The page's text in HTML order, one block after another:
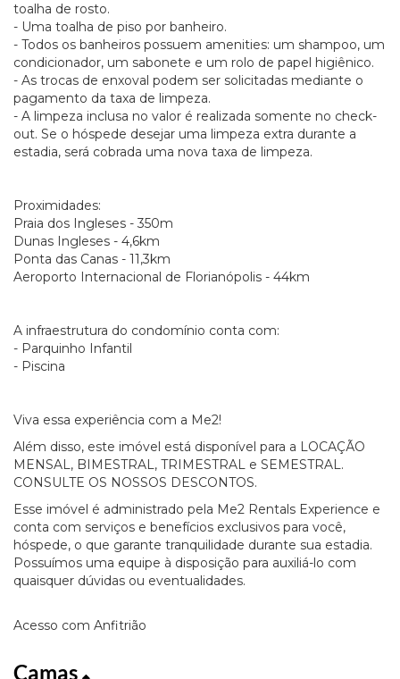
toalha de rosto.
- Uma toalha de piso por banheiro.
- Todos os banheiros possuem amenities: um shampoo, um
condicionador, um sabonete e um rolo de papel higiênico.
- As trocas de enxoval podem ser solicitadas mediante o
pagamento da taxa de limpeza.
- A limpeza inclusa no valor é realizada somente no check-
out. Se o hóspede desejar uma limpeza extra durante a
estadia, será cobrada uma nova taxa de limpeza.
Proximidades:
Praia dos Ingleses - 350m
Dunas Ingleses - 4,6km
Ponta das Canas - 11,3km
Aeroporto Internacional de Florianópolis - 44km
A infraestrutura do condomínio conta com:
- Parquinho Infantil
- Piscina
Viva essa experiência com a Me2!
Além disso, este imóvel está disponível para a LOCAÇÃO
MENSAL, BIMESTRAL, TRIMESTRAL e SEMESTRAL.
CONSULTE OS NOSSOS DESCONTOS.
Esse imóvel é administrado pela Me2 Rentals Experience e
conta com serviços e benefícios exclusivos para você,
hóspede, o que garante tranquilidade durante sua estadia.
Possuímos uma equipe à disposição para auxiliá-lo com
quaisquer dúvidas ou eventualidades.
Acesso com Anfitrião
Camas